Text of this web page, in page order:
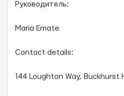
Руководитель:
Maria Emate
Contact details:
144 Loughton Way, Buckhurst